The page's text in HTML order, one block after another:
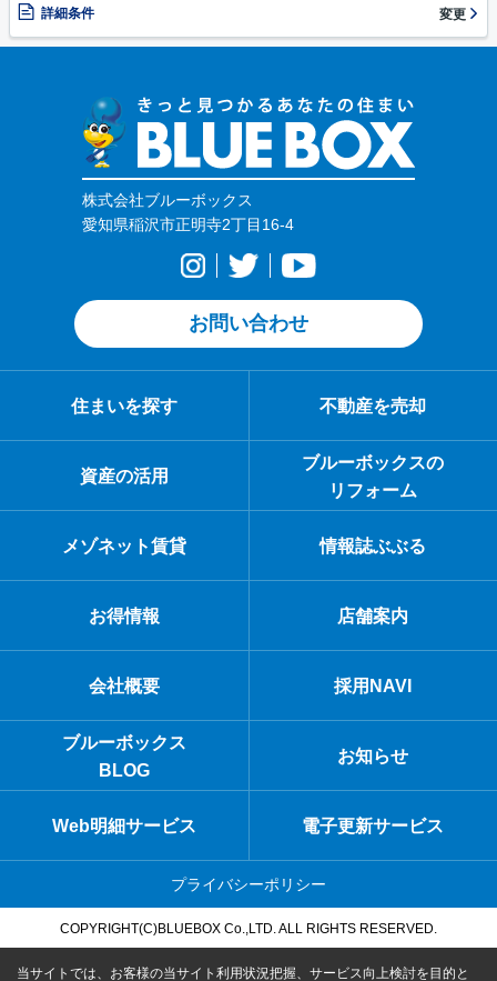
詳細条件 変更
株式会社ブルーボックス
愛知県稲沢市正明寺2丁目16-4
お問い合わせ
住まいを探す 不動産を売却
資産の活用
ブルーボックスの
リフォーム
メゾネット賃貸 情報誌ぶぶる
お得情報 店舗案内
会社概要 採用NAVI
ブルーボックス
BLOG
お知らせ
Web明細サービス 電子更新サービス
プライバシーポリシー
COPYRIGHT(C)BLUEBOX Co.,LTD. ALL RIGHTS RESERVED.
当サイトでは、お客様の当サイト利用状況把握、サービス向上検討を目的と